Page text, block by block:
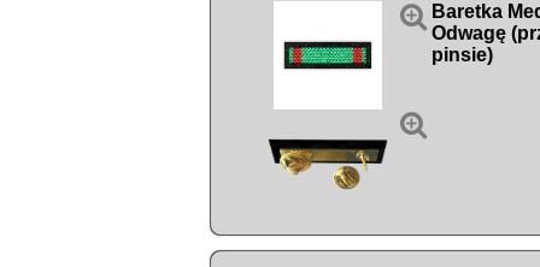


Baretka
Odwagę
pinsie)